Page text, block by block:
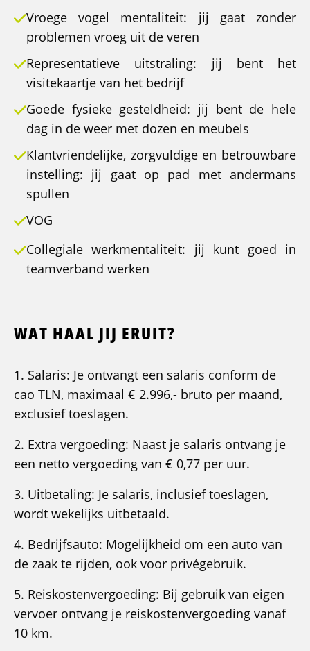
Vroege vogel mentaliteit: jij gaat zonder
problemen vroeg uit de veren
Representatieve uitstraling: jij bent het
visitekaartje van het bedrijf
Goede fysieke gesteldheid: jij bent de hele
dag in de weer met dozen en meubels
Klantvriendelijke, zorgvuldige en betrouwbare
instelling: jij gaat op pad met andermans
spullen
VOG
Collegiale werkmentaliteit: jij kunt goed in
teamverband werken
WAT HAAL JIJ ERUIT?
1. Salaris: Je ontvangt een salaris conform de
cao TLN, maximaal € 2.996,- bruto per maand,
exclusief toeslagen.
2. Extra vergoeding: Naast je salaris ontvang je
een netto vergoeding van € 0,77 per uur.
3. Uitbetaling: Je salaris, inclusief toeslagen,
wordt wekelijks uitbetaald.
4. Bedrijfsauto: Mogelijkheid om een auto van
de zaak te rijden, ook voor privégebruik.
5. Reiskostenvergoeding: Bij gebruik van eigen
vervoer ontvang je reiskostenvergoeding vanaf
10 km.